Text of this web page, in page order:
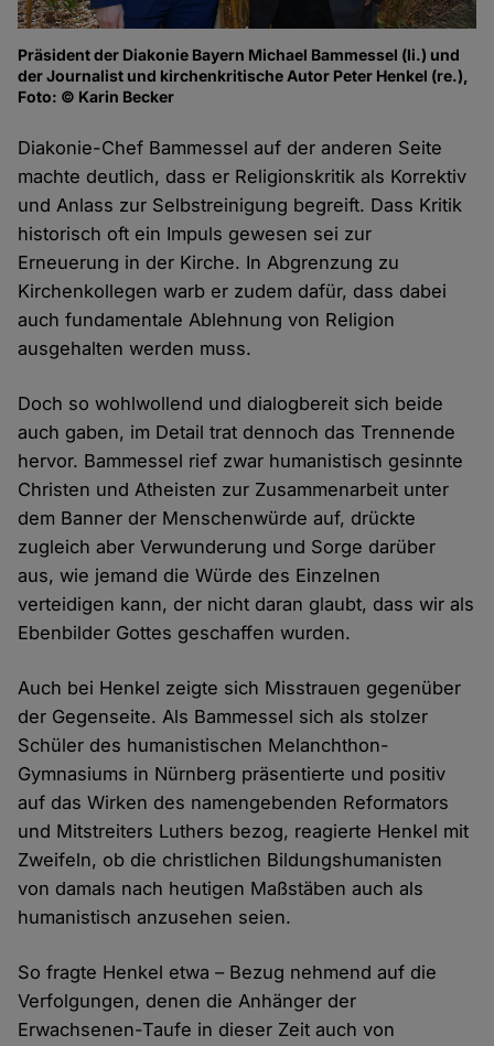
Präsident der Diakonie Bayern Michael Bammessel (li.) und
der Journalist und kirchenkritische Autor Peter Henkel (re.),
Foto: © Karin Becker
Diakonie-Chef Bammessel auf der anderen Seite
machte deutlich, dass er Religionskritik als Korrektiv
und Anlass zur Selbstreinigung begreift. Dass Kritik
historisch oft ein Impuls gewesen sei zur
Erneuerung in der Kirche. In Abgrenzung zu
Kirchenkollegen warb er zudem dafür, dass dabei
auch fundamentale Ablehnung von Religion
ausgehalten werden muss.
Doch so wohlwollend und dialogbereit sich beide
auch gaben, im Detail trat dennoch das Trennende
hervor. Bammessel rief zwar humanistisch gesinnte
Christen und Atheisten zur Zusammenarbeit unter
dem Banner der Menschenwürde auf, drückte
zugleich aber Verwunderung und Sorge darüber
aus, wie jemand die Würde des Einzelnen
verteidigen kann, der nicht daran glaubt, dass wir als
Ebenbilder Gottes geschaffen wurden.
Auch bei Henkel zeigte sich Misstrauen gegenüber
der Gegenseite. Als Bammessel sich als stolzer
Schüler des humanistischen Melanchthon-
Gymnasiums in Nürnberg präsentierte und positiv
auf das Wirken des namengebenden Reformators
und Mitstreiters Luthers bezog, reagierte Henkel mit
Zweifeln, ob die christlichen Bildungshumanisten
von damals nach heutigen Maßstäben auch als
humanistisch anzusehen seien.
So fragte Henkel etwa – Bezug nehmend auf die
Verfolgungen, denen die Anhänger der
Erwachsenen-Taufe in dieser Zeit auch von